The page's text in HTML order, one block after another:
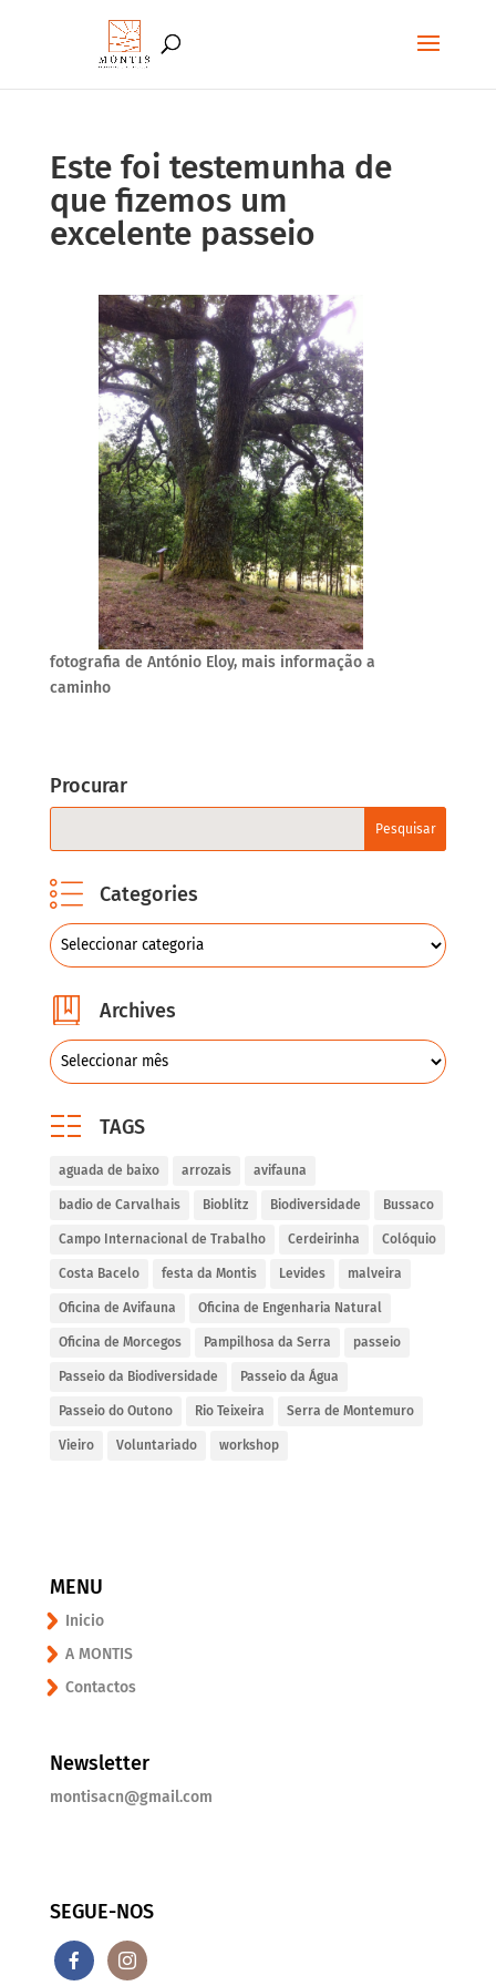
Este foi testemunha de
que fizemos um
excelente passeio
fotografia de António Eloy, mais informação a
caminho
Procurar
Categories
Archives
TAGS
aguada de baixo arrozais avifauna
badio de Carvalhais Bioblitz Biodiversidade Bussaco
Campo Internacional de Trabalho Cerdeirinha Colóquio
Costa Bacelo festa da Montis Levides malveira
Oficina de Avifauna Oficina de Engenharia Natural
Oficina de Morcegos Pampilhosa da Serra passeio
Passeio da Biodiversidade Passeio da Água
Passeio do Outono Rio Teixeira Serra de Montemuro
Vieiro Voluntariado workshop
MENU
Inicio
A MONTIS
Contactos
Newsletter
montisacn@gmail.com
SEGUE-NOS